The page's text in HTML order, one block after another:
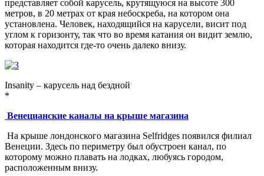
представляет собой карусель, крутящуюся на высоте 300
метров, в 20 метрах от края небоскреба, на котором она
установлена. Человек, находящийся на карусели, висит под
углом к горизонту, так что во время катания он видит землю,
которая находится где-то очень далеко внизу.
Insanity – карусель над бездной
*
Венецианские каналы на крыше магазина
На крыше лондонского магазина Selfridges появился филиал
Венеции. Здесь по периметру был обустроен канал, по
которому можно плавать на лодках, любуясь городом,
расположенным внизу.